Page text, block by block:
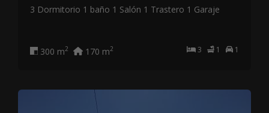
3 Dormitorio 1 baño 1 Salón 1 Trastero 1 Garaje
3 1 1
300 m2 170 m2